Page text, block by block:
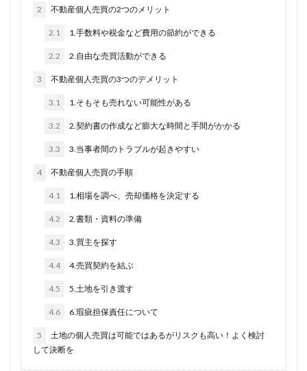
2 不動産個人売買の2つのメリット
2.1 1.手数料や税金など費用の節約ができる
2.2 2.自由な売買活動ができる
3 不動産個人売買の3つのデメリット
3.1 1.そもそも売れない可能性がある
3.2 2.契約書の作成など膨大な時間と手間がかかる
3.3 3.当事者間のトラブルが起きやすい
4 不動産個人売買の手順
4.1 1.相場を調べ、売却価格を決定する
4.2 2.書類・資料の準備
4.3 3.買主を探す
4.4 4.売買契約を結ぶ
4.5 5.土地を引き渡す
4.6 6.瑕疵担保責任について
5
土地の個人売買は可能ではあるがリスクも高い！よく検討
して決断を